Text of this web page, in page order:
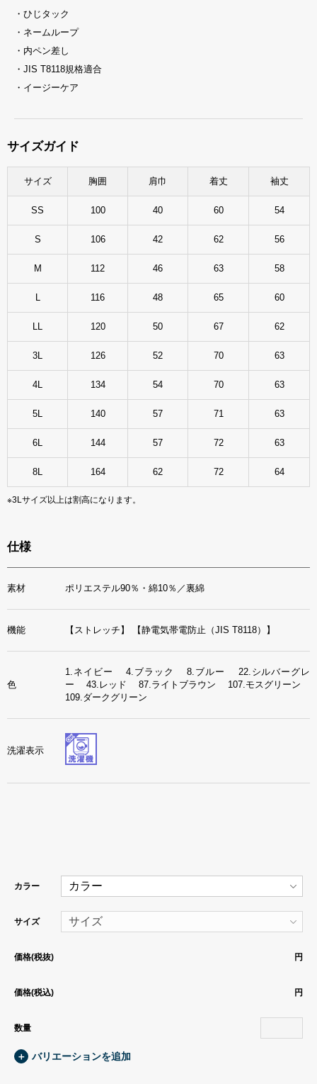
・ひじタック
・ネームループ
・内ペン差し
・JIS T8118規格適合
・イージーケア
サイズガイド
サイズ 胸囲 肩巾 着丈 袖丈
SS 100 40 60 54
S 106 42 62 56
M 112 46 63 58
116 48 65 60
120 50 67 62
3L 126 52 70 63
4L 134 54 70 63
5L 140 57 71 63
6L 144 57 72 63
8L 164 62 72 64
※3Lサイズ以上は割高になります。
仕様
素材 ポリエステル90％・綿10％／裏綿
機能 【ストレッチ】 【静電気帯電防止（JIS T8118）】
色
1.ネイビー 4.ブラック 8.ブルー 22.シルバーグレ
ー 43.レッド 87.ライトブラウン 107.モスグリーン
109.ダークグリーン
洗濯表示
カラー
サイズ
価格(税抜) 円
価格(税込) 円
数量
＋ バリエーションを追加